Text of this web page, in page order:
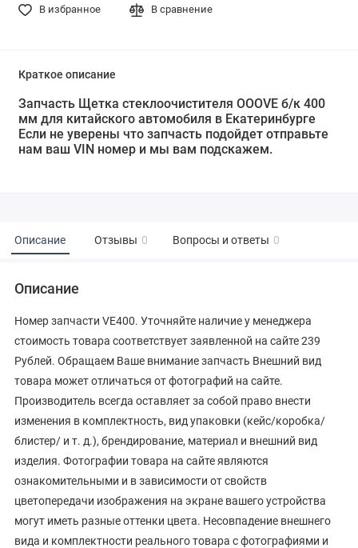
В избранное В сравнение
Краткое описание
Запчасть Щетка стеклоочистителя OOOVE б/к 400
мм для китайского автомобиля в Екатеринбурге
Если не уверены что запчасть подойдет отправьте
нам ваш VIN номер и мы вам подскажем.
Описание Отзывы 0 Вопросы и ответы 0
Описание
Номер запчасти VE400. Уточняйте наличие у менеджера
стоимость товара соответствует заявленной на сайте 239
Рублей. Обращаем Ваше внимание запчасть Внешний вид
товара может отличаться от фотографий на сайте.
Производитель всегда оставляет за собой право внести
изменения в комплектность, вид упаковки (кейс/коробка/
блистер/ и т. д.), брендирование, материал и внешний вид
изделия. Фотографии товара на сайте являются
ознакомительными и в зависимости от свойств
цветопередачи изображения на экране вашего устройства
могут иметь разные оттенки цвета. Несовпадение внешнего
вида и комплектности реального товара с фотографиями и